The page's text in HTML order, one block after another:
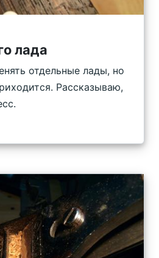
лада
отдельные лады, но
Рассказываю,